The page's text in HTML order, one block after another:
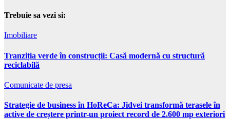
Trebuie sa vezi si:
Imobiliare
Tranziția verde în construcții: Casă modernă cu structură
reciclabilă
Comunicate de presa
Strategie de business în HoReCa: Jidvei transformă terasele în
active de creștere printr-un proiect record de 2.600 mp exteriori